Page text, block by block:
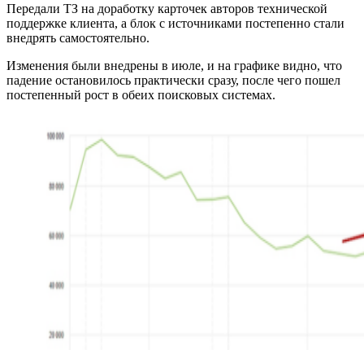
Передали ТЗ на доработку карточек авторов технической
поддержке клиента, а блок с источниками постепенно стали
внедрять самостоятельно.
Изменения были внедрены в июле, и на графике видно, что
падение остановилось практически сразу, после чего пошел
постепенный рост в обеих поисковых системах.